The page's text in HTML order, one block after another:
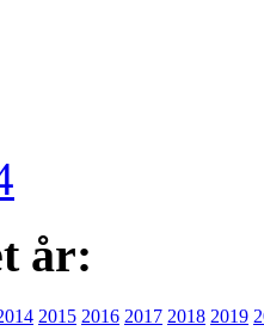
år:
2015 2016 2017 2018 2019